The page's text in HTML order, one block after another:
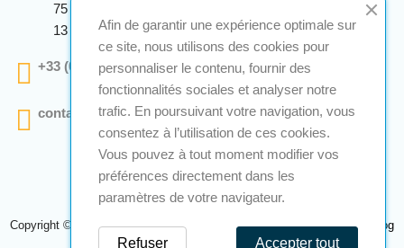
75 Avenue Marcellin Berthelot Anthelios Bâtiment E
13 290 Aix En Provence
+33 (0)4 12 28 00 69
contact@a2s-atex.com
Copyright © 2026 A2S Atex. Tous droits réservés. Une réalisationNavilog
Afin de garantir une expérience optimale sur
ce site, nous utilisons des cookies pour
personnaliser le contenu, fournir des
fonctionnalités sociales et analyser notre
trafic. En poursuivant votre navigation, vous
consentez à l’utilisation de ces cookies.
Vous pouvez à tout moment modifier vos
préférences directement dans les
paramètres de votre navigateur.
Accepter tout
Refuser